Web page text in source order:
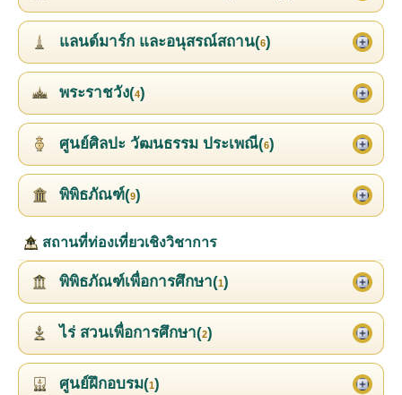
แลนด์มาร์ก และอนุสรณ์สถาน(6)
พระราชวัง(4)
ศูนย์ศิลปะ วัฒนธรรม ประเพณี(6)
พิพิธภัณฑ์(9)
สถานที่ท่องเที่ยวเชิงวิชาการ
พิพิธภัณฑ์เพื่อการศึกษา(1)
ไร่ สวนเพื่อการศึกษา(2)
ศูนย์ฝึกอบรม(1)